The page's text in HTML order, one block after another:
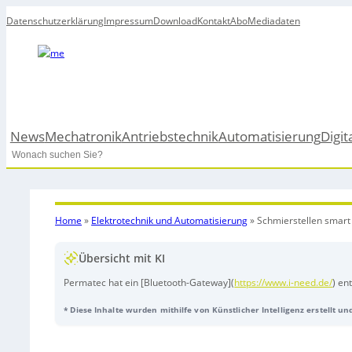
DatenschutzerklärungImpressumDownloadKontaktAboMediadaten
NewsMechatronikAntriebstechnikAutomatisierung
Search
Home » Elektrotechnik und Automatisierung»Schmierstellen
Übersicht mit KI
Permatec hat ein [Bluetooth-Gateway](https://www.i-need.de/)
bestehende Anlagen werden Systemdaten in globale Signale
* Diese Inhalte wurden mithilfe von Künstlicher Intelligenz erstellt